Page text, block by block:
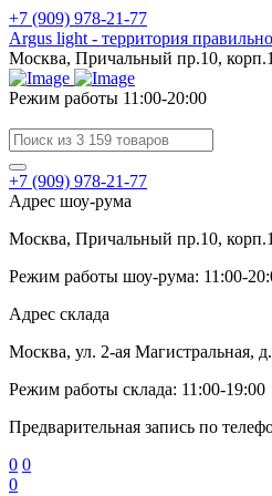
+7 (909) 978-21-77
Argus light - территория
Москва, Причальный пр.10, корп.1
Режим работы 11:00-20:00
+7 (909) 978-21-77
Адрес шоу-рума
Москва, Причальный пр.10, корп.1
Режим работы шоу-рума: 11:00-
Адрес склада
Москва, ул. 2-ая Магистральная,
Режим работы склада: 11:00-19:00
Предварительная запись по
0 0
0